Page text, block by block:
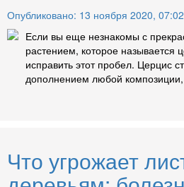
Опубликовано: 13 ноября 2020, 07:02
Если вы еще незнакомы с
растением, которое называется
исправить этот пробел. Церцис
дополнением любой
Что угрожает